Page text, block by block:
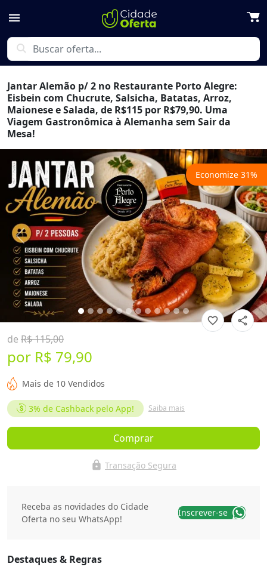
menu
search
Jantar Alemão p/ 2 no Restaurante Porto Alegre:
Eisbein com Chucrute, Salsicha, Batatas, Arroz,
Maionese e Salada, de R$115 por R$79,90. Uma
Viagem Gastronômica à Alemanha sem Sair da
Mesa!
favorite_border share
Economize 31%
Previous Next
de R$ 115,00
por R$ 79,90
Mais de 10 Vendidos
3% de Cashback pelo App! Saiba mais
Comprar
lock Transação Segura
Receba as novidades do Cidade
Oferta no seu WhatsApp!
Inscrever-se
Destaques & Regras